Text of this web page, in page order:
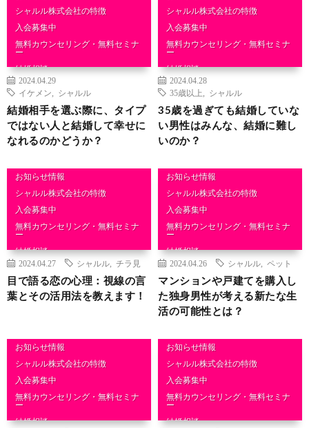
シャルル株式会社の特徴
入会募集中
無料カウンセリング・無料セミナ
ー
結婚相談
2024.04.29
イケメン
シャルル
結婚相手を選ぶ際に、タイプ
ではない人と結婚して幸せに
なれるのかどうか？
シャルル株式会社の特徴
入会募集中
無料カウンセリング・無料セミナ
ー
結婚相談
2024.04.28
35歳以上
シャルル
35歳を過ぎても結婚していな
い男性はみんな、結婚に難し
いのか？
お知らせ情報
シャルル株式会社の特徴
入会募集中
無料カウンセリング・無料セミナ
ー
結婚相談
2024.04.27 シャルル チラ見
目で語る恋の心理：視線の言
葉とその活用法を教えます！
お知らせ情報
シャルル株式会社の特徴
入会募集中
無料カウンセリング・無料セミナ
ー
結婚相談
2024.04.26 シャルル ペット
マンションや戸建てを購入し
た独身男性が考える新たな生
活の可能性とは？
お知らせ情報
シャルル株式会社の特徴
入会募集中
無料カウンセリング・無料セミナ
ー
結婚相談
お知らせ情報
シャルル株式会社の特徴
入会募集中
無料カウンセリング・無料セミナ
ー
結婚相談